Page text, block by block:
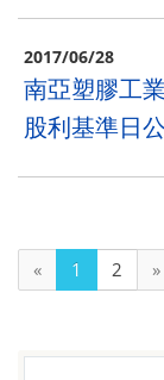
2017/06/28
南亞塑膠工
股利基準日
« 1 (current)
2 »